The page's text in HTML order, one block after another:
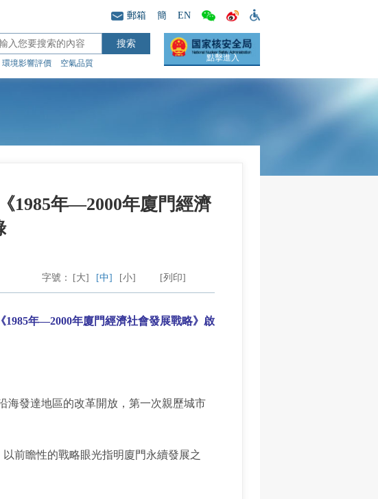
郵箱 簡 EN
環境影響評價 空氣品質
點擊進入
1985年—2000年廈門經濟
[列印]
字號： [大] [中] [小]
年—2000年廈門經濟社會發展戰略》啟
發達地區的改革開放，第一次親歷城市
前瞻性的戰略眼光指明廈門永續發展之